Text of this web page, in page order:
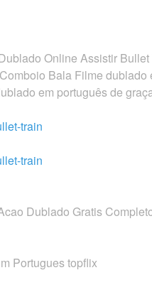
Online Assistir
Bala Filme
em português de
train
train
Dublado Gratis
Portugues topflix